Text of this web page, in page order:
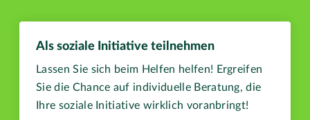
Als soziale Initiative teilnehmen
Lassen Sie sich beim Helfen helfen! Ergreifen
Sie die Chance auf individuelle Beratung, die
Ihre soziale Initiative wirklich voranbringt!